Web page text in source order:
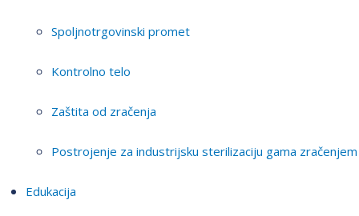
Spoljnotrgovinski promet
Kontrolno telo
Zaštita od zračenja
Postrojenje za industrijsku sterilizaciju gama zračenjem
Edukacija